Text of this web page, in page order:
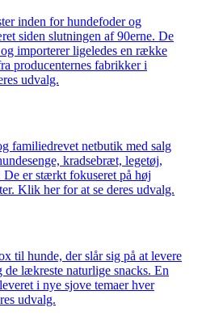
inden for hundefoder og
siden slutningen af 90erne. De
importerer ligeledes en række
producenternes fabrikker i
udvalg.
familiedrevet netbutik med salg
kradsebræt, legetøj,
er stærkt fokuseret på høj
Klik her for at se deres udvalg.
til hunde, der slår sig på at levere
de lækreste naturlige snacks. En
i nye sjove temaer hver
udvalg.